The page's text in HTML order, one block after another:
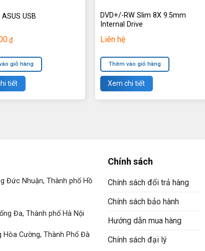
ASUS USB
₫
giỏ hàng
tiết
DVD+/-RW Slim 8X 9.5mm
Internal Drive
Liên hệ
Thêm vào giỏ hàng
Xem chi tiết
Đức Nhuận, Thành phố Hồ
Đa, Thành phố Hà Nội
Hòa Cường, Thành Phố Đà
Chính sách
Chính sách đổi trả hàng
Chính sách bảo hành
Hướng dẫn mua hàng
Chính sách đại lý